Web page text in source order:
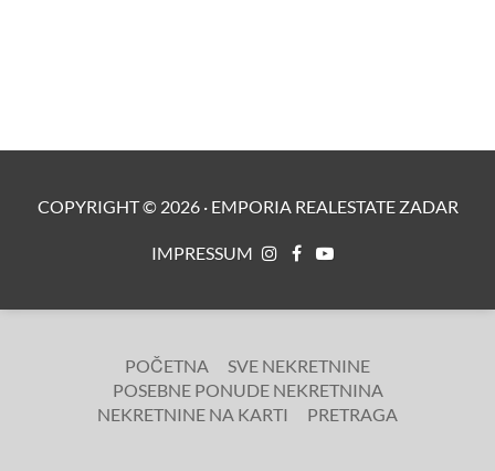
COPYRIGHT © 2026· EMPORIA REALESTATE ZADAR
IMPRESSUM
POČETNA
SVE NEKRETNINE
POSEBNE PONUDE NEKRETNINA
NEKRETNINE NA KARTI
PRETRAGA